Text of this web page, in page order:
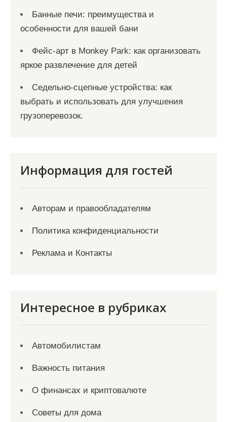
Банные печи: преимущества и
особенности для вашей бани
Фейс-арт в Monkey Park: как организовать
яркое развлечение для детей
Седельно-сцепные устройства: как
выбрать и использовать для улучшения
грузоперевозок.
Информация для гостей
Авторам и правообладателям
Политика конфиденциальности
Реклама и Контакты
Интересное в рубриках
Автомобилистам
Важность питания
О финансах и криптовалюте
Советы для дома